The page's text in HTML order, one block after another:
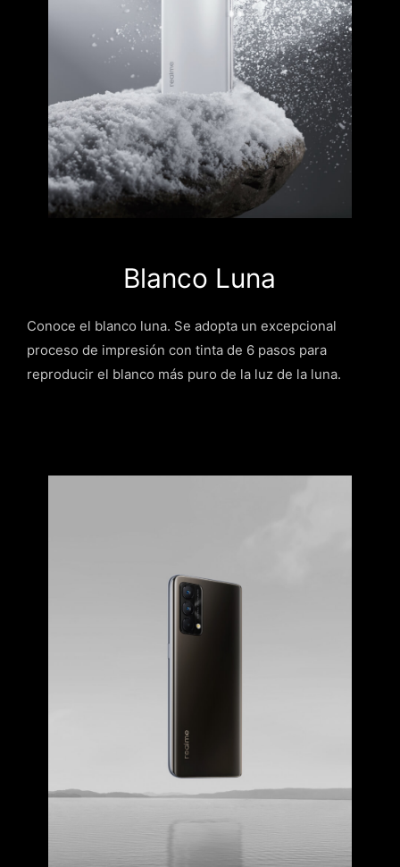
Blanco Luna
Conoce el blanco luna. Se adopta un excepcional
proceso de impresión con tinta de 6 pasos para
reproducir el blanco más puro de la luz de la luna.